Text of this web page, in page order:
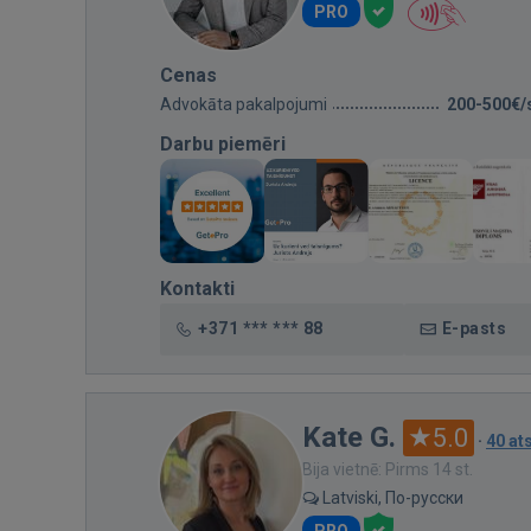
PRO
Cenas
Advokāta pakalpojumi 200-
Darbu piemēri
Kontakti
+371 *** *** 88 E-pasts
Kate G. 5.0 · 40
Bija vietnē: Pirms 14 st.
Latviski, По-русски